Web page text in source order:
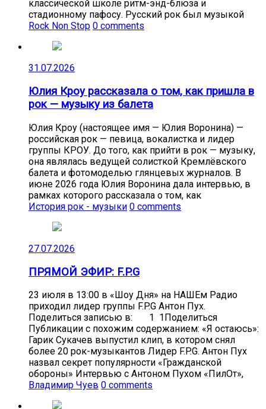
классической школе ритм-энд-блюза и
стадионному пафосу. Русский рок был музыкой
Rock Non Stop 0 comments
31.07.2026
Юлия Кроу рассказала о том, как пришла в
рок — музыку из балета
Юлия Кроу (настоящее имя — Юлия Воронина) —
российская рок — певица, вокалистка и лидер
группы КРОУ. До того, как прийти в рок — музыку,
она являлась ведущей солисткой Кремлёвского
балета и фотомоделью глянцевых журналов. В
июне 2026 года Юлия Воронина дала интервью, в
рамках которого рассказала о том, как
История рок - музыки 0 comments
27.07.2026
ПРЯМОЙ ЭФИР: F.P.G
23 июля в 13:00 в «Шоу Дня» на НАШЕм Радио
приходил лидер группы F.P.G Антон Пух.
Поделиться записью в: 1 1Поделиться
Публикации с похожим содержанием: «Я остаюсь»:
Гарик Сукачев выпустил клип, в котором снял
более 20 рок-музыкантов Лидер F.P.G. Антон Пух
назвал секрет популярности «Гражданской
обороны» Интервью с Антоном Пухом «ПилОт»,
Владимир Чуев 0 comments